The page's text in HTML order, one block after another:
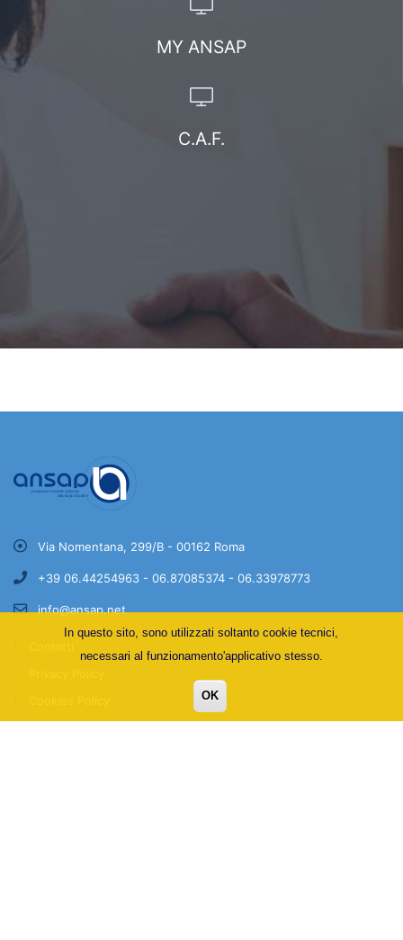
MY ANSAP
C.A.F.
Via Nomentana, 299/B - 00162 Roma
+39 06.44254963 - 06.87085374 - 06.33978773
info@ansap.net
In questo sito, sono utilizzati soltanto cookie tecnici,
necessari al funzionamento'applicativo stesso.
OK